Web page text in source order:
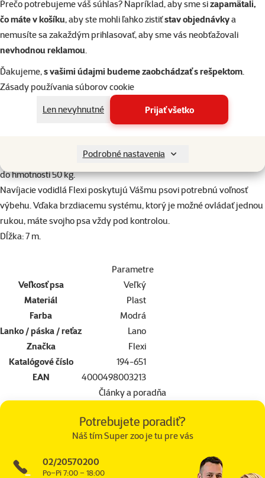
Prečo potrebujeme váš súhlas? Napríklad, aby sme sizapamätali,
čo máte v košíku, aby ste mohli ľahko zistiťstav objednávkya
nemusíte sa zakaždým prihlasovať, aby sme vás neobťažovali
nevhodnou reklamou.
Ďakujeme,s vašimi údajmi budeme zaobchádzať s rešpektom.
Zásady používania súborov cookie
Len nevyhnutné
Prijať všetko
Podrobné nastavenia
Prospera Plus Junior
kačacieho mäsa 230 g
Hodnotenie 0%
8,89 €
do košíka
Lízací pamlsok Zoë
lososom 85 g
Hodnotenie 0%
3,99 €
do košíka
Lízací
kuracím
superzoo.product.detail.content
Extra dlhé samonavíjacie lankové vodidlo pre veľké plemená psov
do hmotnosti 50 kg.
Navíjacie vodidlá Flexi poskytujú Vášmu psovi potrebnú voľnosť
výbehu. Vďaka brzdiacemu systému, ktorý je možné ovládať jednou
rukou, máte svojho psa vždy pod kontrolou.
Dĺžka: 7 m.
Parametre
Veľkosť psa
Veľký
Materiál
Plast
Farba
Modrá
Lanko / páska / reťaz
Lano
Značka
Flexi
Katalógové číslo
194-651
EAN
4000498003213
Články a poradňa
Potrebujete poradiť?
Náš tím Super zoo je tu pre vás
02/20570200
Po–Pi 7:00 – 18:00